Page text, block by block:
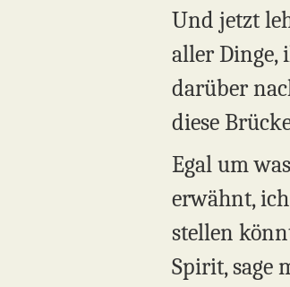
Und jetzt
aller Dinge,
darüber
diese
Egal um
erwähnt,
stellen
Spirit, sage